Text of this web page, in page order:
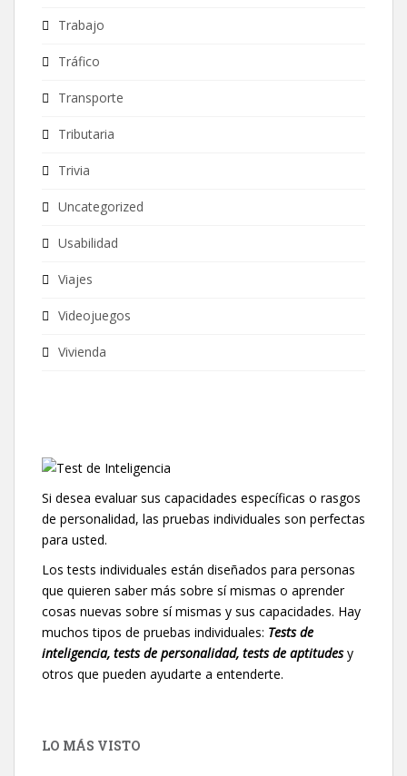
Trabajo
Tráfico
Transporte
Tributaria
Trivia
Uncategorized
Usabilidad
Viajes
Videojuegos
Vivienda
Si desea evaluar sus capacidades específicas o rasgos
de personalidad, las pruebas individuales son perfectas
para usted.
Los tests individuales están diseñados para personas
que quieren saber más sobre sí mismas o aprender
cosas nuevas sobre sí mismas y sus capacidades. Hay
muchos tipos de pruebas individuales: Tests de
inteligencia, tests de personalidad, tests de aptitudesy
otros que pueden ayudarte a entenderte.
LO MÁS VISTO